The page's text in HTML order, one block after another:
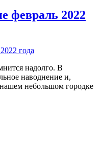
февраль 2022
надолго. В
наводнение и,
небольшом городке